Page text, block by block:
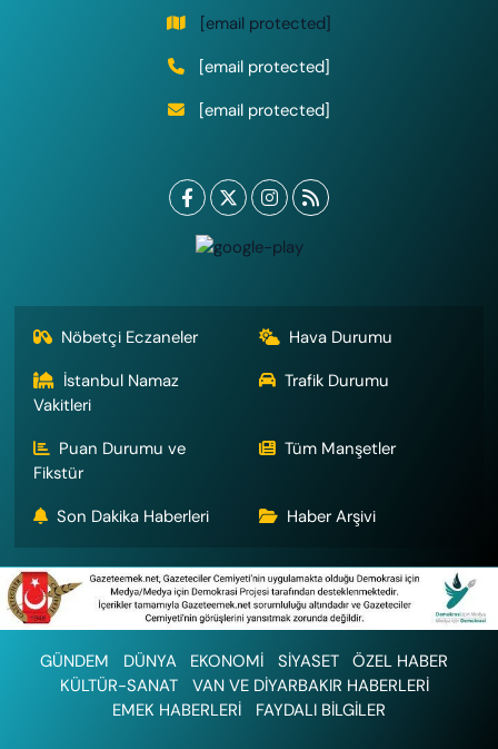
[email protected]
[email protected]
[email protected]
Nöbetçi Eczaneler
Hava Durumu
İstanbul Namaz
Vakitleri
Trafik Durumu
Puan Durumu ve
Fikstür
Tüm Manşetler
Son Dakika Haberleri Haber Arşivi
GÜNDEM DÜNYA EKONOMİ SİYASET
ÖZEL HABER
KÜLTÜR-SANAT
VAN VE DİYARBAKIR HABERLERİ
EMEK HABERLERİ
FAYDALI BİLGİLER